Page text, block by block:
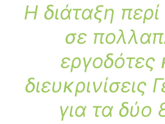
Η διάταξη
σε
εργοδότες
διευκρινίσεις
για τα δύο